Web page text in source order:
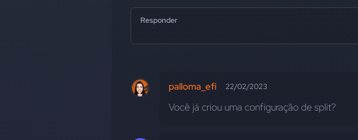
Responder
palloma_efi 22/02/2023
Você já criou uma configuração de split?